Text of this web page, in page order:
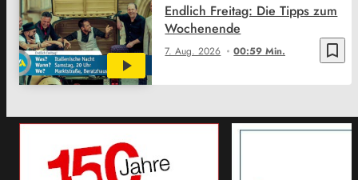
bookmark_border
7. Aug. 2026 00:59 Min.
Endlich Freitag: Die Tipps zum
Wochenende